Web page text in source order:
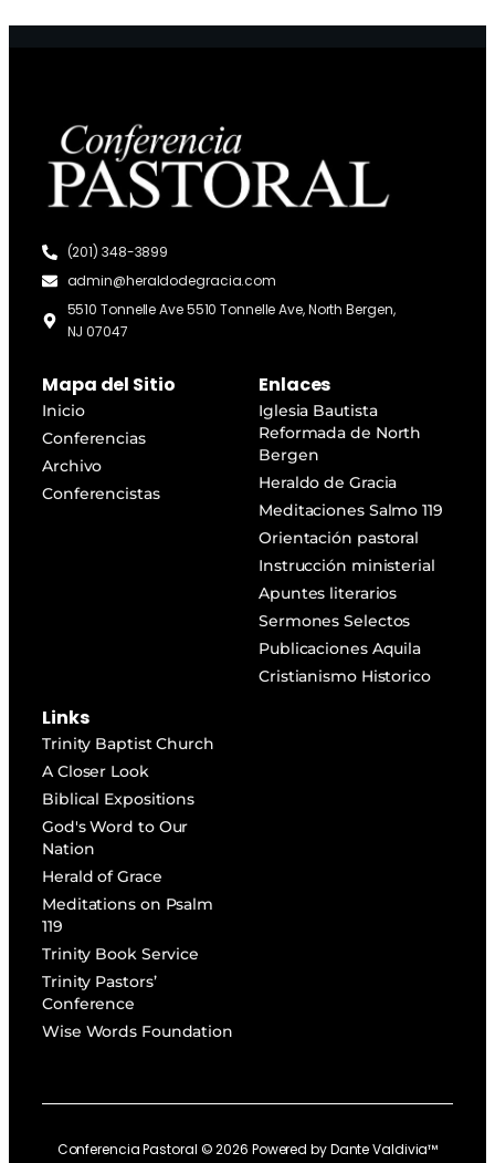
(201) 348-3899
admin@heraldodegracia.com
5510 Tonnelle Ave 5510 Tonnelle Ave, North Bergen,
NJ 07047
Mapa del Sitio
Inicio
Conferencias
Archivo
Conferencistas
Enlaces
Iglesia Bautista
Reformada de North
Bergen
Heraldo de Gracia
Meditaciones Salmo 119
Orientación pastoral
Instrucción ministerial
Apuntes literarios
Sermones Selectos
Publicaciones Aquila
Cristianismo Historico
Links
Trinity Baptist Church
A Closer Look
Biblical Expositions
God's Word to Our
Nation
Herald of Grace
Meditations on Psalm
119
Trinity Book Service
Trinity Pastors’
Conference
Wise Words Foundation
Conferencia Pastoral ©2026 Powered byDante Valdivia™